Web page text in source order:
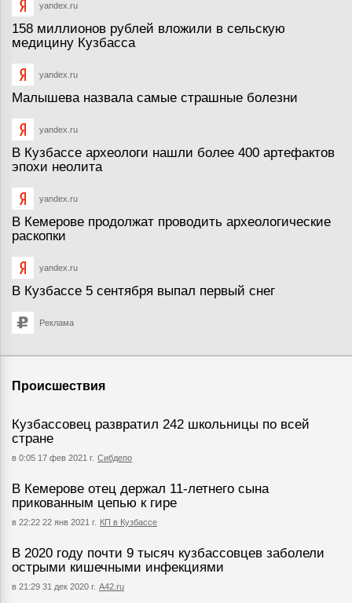
yandex.ru
158 миллионов рублей вложили в сельскую
медицину Кузбасса
yandex.ru
Малышева назвала самые страшные болезни
yandex.ru
В Кузбассе археологи нашли более 400 артефактов
эпохи неолита
yandex.ru
В Кемерове продолжат проводить археологические
раскопки
yandex.ru
В Кузбассе 5 сентября выпал первый снег
Реклама
Происшествия
Кузбассовец развратил 242 школьницы по всей
стране
в 0:05 17 фев 2021 г. Сибдепо
В Кемерове отец держал 11-летнего сына
прикованным цепью к гире
в 22:22 22 янв 2021 г. КП в Кузбассе
В 2020 году почти 9 тысяч кузбассовцев заболели
острыми кишечными инфекциями
в 21:29 31 дек 2020 г. А42.ru